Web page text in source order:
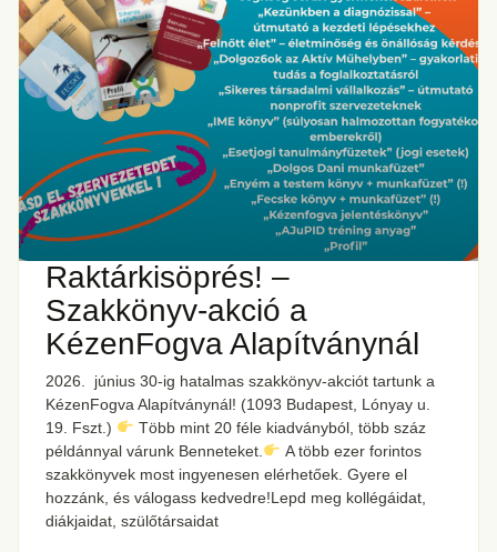
Raktárkisöprés! –
Szakkönyv-akció a
KézenFogva Alapítványnál
2026. június 30-ig hatalmas szakkönyv-akciót tartunk a
KézenFogva Alapítványnál! (1093 Budapest, Lónyay u.
19. Fszt.)
Több mint 20 féle kiadványból, több száz
példánnyal várunk Benneteket.
A több ezer forintos
szakkönyvek most ingyenesen elérhetőek. Gyere el
hozzánk, és válogass kedvedre!Lepd meg kollégáidat,
diákjaidat, szülőtársaidat